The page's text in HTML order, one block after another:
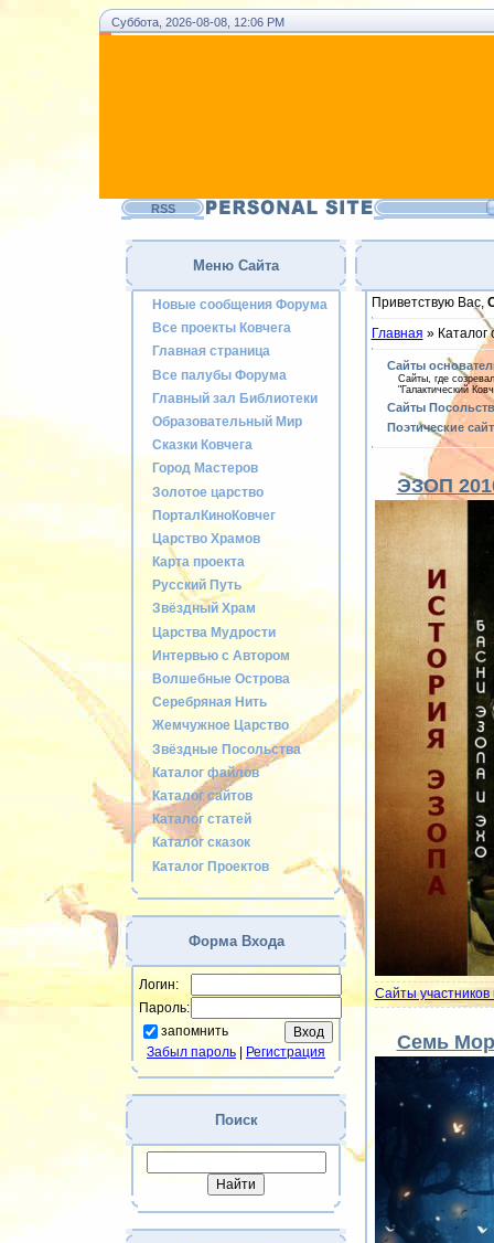
Суббота, 2026-08-08, 12:06 PM
RSS
Меню Сайта
Новые сообщения Форума
Все проекты Ковчега
Главная страница
Все палубы Форума
Главный зал Библиотеки
Образовательный Мир
Сказки Ковчега
Город Мастеров
Золотое царство
ПорталКиноКовчег
Царство Храмов
Карта проекта
Русский Путь
Звёздный Храм
Царства Мудрости
Интервью с Автором
Волшебные Острова
Серебряная Нить
Жемчужное Царство
Звёздные Посольства
Каталог файлов
Каталог сайтов
Каталог статей
Каталог сказок
Каталог Проектов
Форма Входа
Логин:
Пароль:
запомнить
Забыл пароль
Регистрация
Поиск
Приветствую Вас,
Главная » Каталог
Сайты
Сайты, где
"Галактический
Сайты
Поэтические
ЭЗОП
Сайты участников
Семь